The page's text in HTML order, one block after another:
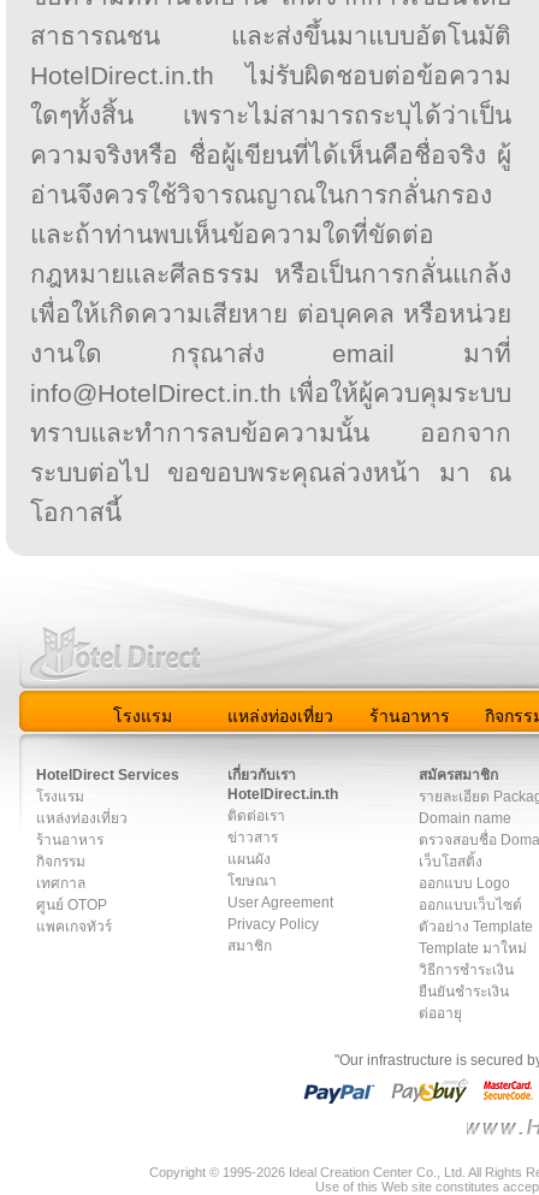
สาธารณชน และส่งขึ้นมาแบบอัตโนมัติ
HotelDirect.in.th ไม่รับผิดชอบต่อข้อความ
ใดๆทั้งสิ้น เพราะไม่สามารถระบุได้ว่าเป็น
ความจริงหรือ ชื่อผู้เขียนที่ได้เห็นคือชื่อจริง ผู้
อ่านจึงควรใช้วิจารณญาณในการกลั่นกรอง
และถ้าท่านพบเห็นข้อความใดที่ขัดต่อ
กฎหมายและศีลธรรม หรือเป็นการกลั่นแกล้ง
เพื่อให้เกิดความเสียหาย ต่อบุคคล หรือหน่วย
งานใด กรุณาส่ง email มาที่
info@HotelDirect.in.th เพื่อให้ผู้ควบคุมระบบ
ทราบและทำการลบข้อความนั้น ออกจาก
ระบบต่อไป ขอขอบพระคุณล่วงหน้า มา ณ
โอกาสนี้
โรงแรม แหล่งท่องเที่ยว ร้านอาหาร กิจกรร
HotelDirect Services
โรงแรม
แหล่งท่องเที่ยว
ร้านอาหาร
กิจกรรม
เทศกาล
ศูนย์ OTOP
แพคเกจทัวร์
เกี่ยวกับเรา
HotelDirect.in.th
ติดต่อเรา
ข่าวสาร
แผนผัง
โฆษณา
User Agreement
Privacy Policy
สมาชิก
สมัครสมาชิก
รายละเอียด
Domain name
ตรวจสอบชื่อ
เว็บโฮสติ้ง
ออกแบบ Logo
ออกแบบเว็บไซต์
ตัวอย่าง Template
Template มาใหม่
วิธีการชำระเงิน
ยืนยันชำระเงิน
ต่ออายุ
"Our infrastructure is secured
Copyright © 1995-2026 Ideal Creation Center Co., Ltd. All Rights
Use of this Web site constitutes